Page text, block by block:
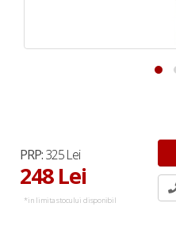
PRP:325 Lei
248 Lei
*in limita stocului disponibil